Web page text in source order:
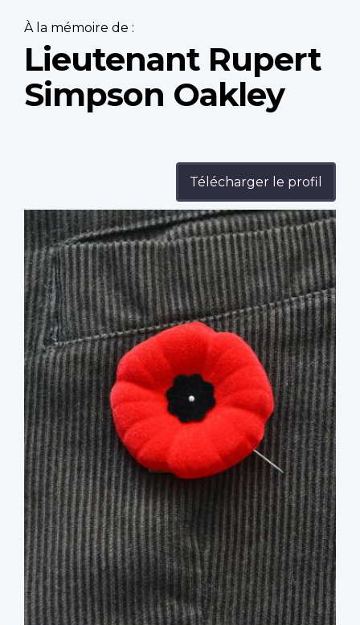
À la mémoire de :
Lieutenant Rupert
Simpson Oakley
Télécharger le profil
Profile
image